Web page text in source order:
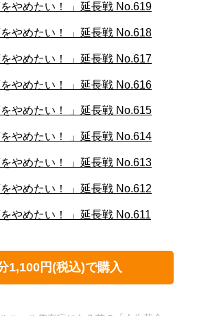
をやめたい！ 」延長戦 No.619
をやめたい！ 」延長戦 No.618
をやめたい！ 」延長戦 No.617
をやめたい！ 」延長戦 No.616
をやめたい！ 」延長戦 No.615
をやめたい！ 」延長戦 No.614
をやめたい！ 」延長戦 No.613
をやめたい！ 」延長戦 No.612
をやめたい！ 」延長戦 No.611
1,100円(税込)で購入